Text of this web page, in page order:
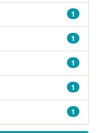
1
1
1
1
1